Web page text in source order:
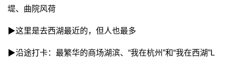
堤、曲院风荷
▶︎这里是去西湖最近的，但人也最多
▶︎沿途打卡：最繁华的商场湖滨、“我在杭州”和“我在西湖”L